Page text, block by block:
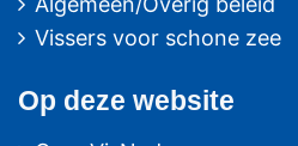
Vissers voor schone zee
Op deze website